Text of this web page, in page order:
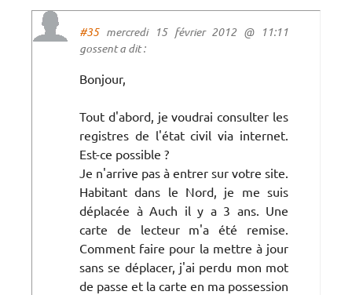
#35mercredi 15 février 2012 @ 11:11
gossent a dit :
Bonjour,
Tout d'abord, je voudrai consulter les
registres de l'état civil via internet.
Est-ce possible ?
Je n'arrive pas à entrer sur votre site.
Habitant dans le Nord, je me suis
déplacée à Auch il y a 3 ans. Une
carte de lecteur m'a été remise.
Comment faire pour la mettre à jour
sans se déplacer, j'ai perdu mon mot
de passe et la carte en ma possession